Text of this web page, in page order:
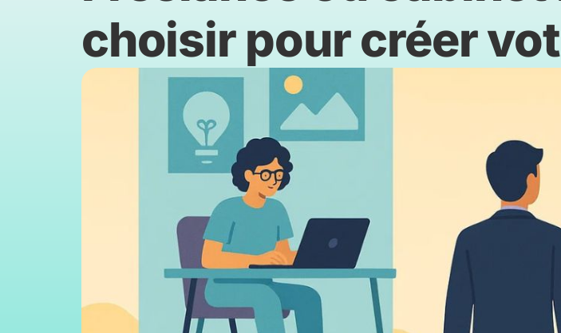
choisir pour créer